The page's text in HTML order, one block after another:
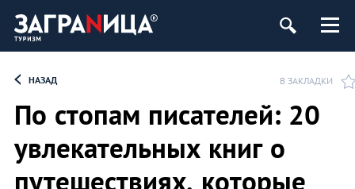
НАЗАД В ЗАКЛАДКИ
По стопам писателей: 20
увлекательных книг о
путешествиях, которые